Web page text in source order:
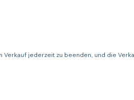
Verkauf jederzeit zu beenden, und die